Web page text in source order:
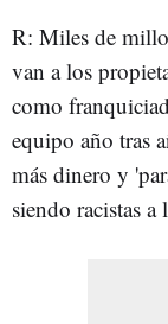
R: Miles de
van a los
como
equipo año tras
más dinero y
siendo racistas